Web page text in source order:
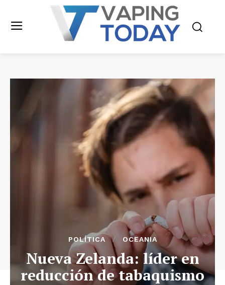
POLÍTICA OCEANIA
Nueva Zelanda: líder en
reducción de tabaquismo